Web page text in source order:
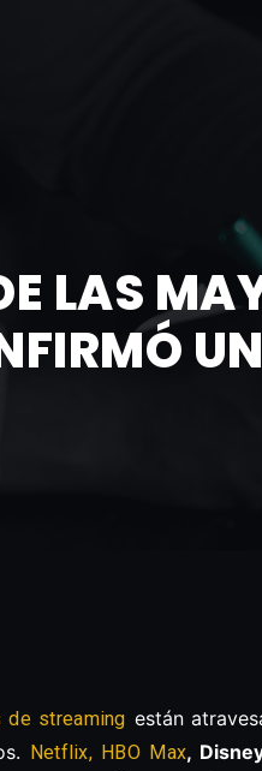
LAS
de streaming están
Netflix, HBO Max,